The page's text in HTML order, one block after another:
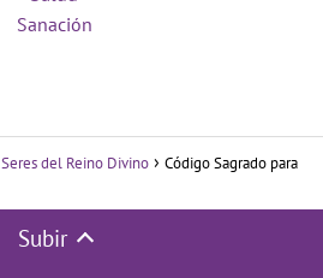
Sanación
Seres del Reino Divino
Código Sagrado para
Subir